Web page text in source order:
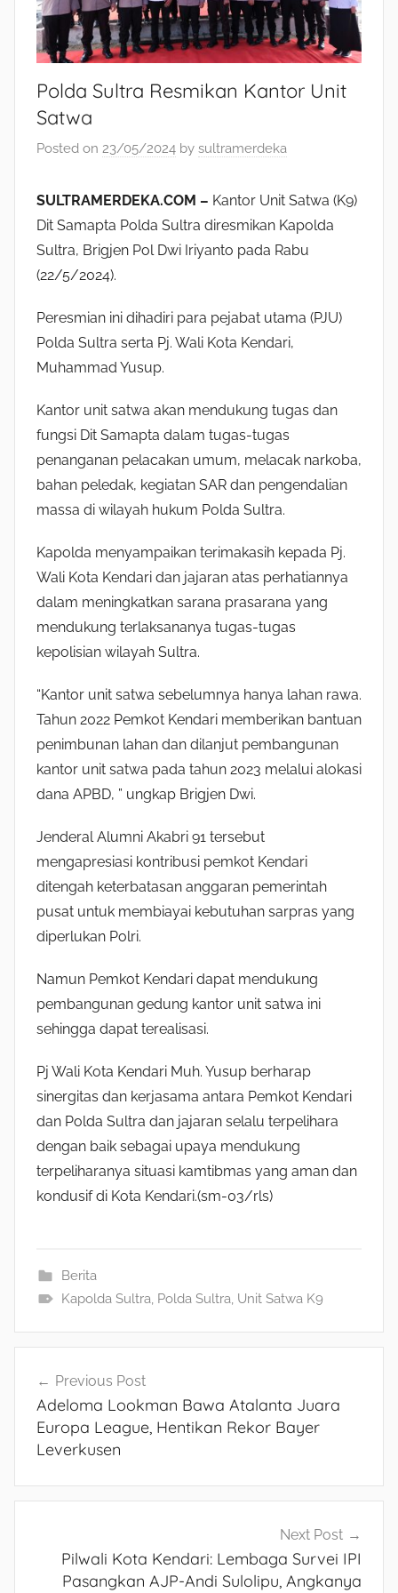
Polda Sultra Resmikan Kantor Unit
Satwa
Posted on 23/05/2024 by sultramerdeka
SULTRAMERDEKA.COM – Kantor Unit Satwa (K9)
Dit Samapta Polda Sultra diresmikan Kapolda
Sultra, Brigjen Pol Dwi Iriyanto pada Rabu
(22/5/2024).
Peresmian ini dihadiri para pejabat utama (PJU)
Polda Sultra serta Pj. Wali Kota Kendari,
Muhammad Yusup.
Kantor unit satwa akan mendukung tugas dan
fungsi Dit Samapta dalam tugas-tugas
penanganan pelacakan umum, melacak narkoba,
bahan peledak, kegiatan SAR dan pengendalian
massa di wilayah hukum Polda Sultra.
Kapolda menyampaikan terimakasih kepada Pj.
Wali Kota Kendari dan jajaran atas perhatiannya
dalam meningkatkan sarana prasarana yang
mendukung terlaksananya tugas-tugas
kepolisian wilayah Sultra.
“Kantor unit satwa sebelumnya hanya lahan rawa.
Tahun 2022 Pemkot Kendari memberikan bantuan
penimbunan lahan dan dilanjut pembangunan
kantor unit satwa pada tahun 2023 melalui alokasi
dana APBD, ” ungkap Brigjen Dwi.
Jenderal Alumni Akabri 91 tersebut
mengapresiasi kontribusi pemkot Kendari
ditengah keterbatasan anggaran pemerintah
pusat untuk membiayai kebutuhan sarpras yang
diperlukan Polri.
Namun Pemkot Kendari dapat mendukung
pembangunan gedung kantor unit satwa ini
sehingga dapat terealisasi.
Pj Wali Kota Kendari Muh. Yusup berharap
sinergitas dan kerjasama antara Pemkot Kendari
dan Polda Sultra dan jajaran selalu terpelihara
dengan baik sebagai upaya mendukung
terpeliharanya situasi kamtibmas yang aman dan
kondusif di Kota Kendari.(sm-03/rls)
Berita
Kapolda Sultra, Polda Sultra, Unit Satwa K9
Navigasi
pos
Previous Post
Adeloma Lookman Bawa Atalanta Juara
Europa League, Hentikan Rekor Bayer
Leverkusen
Next Post
Pilwali Kota Kendari: Lembaga Survei IPI
Pasangkan AJP-Andi Sulolipu, Angkanya